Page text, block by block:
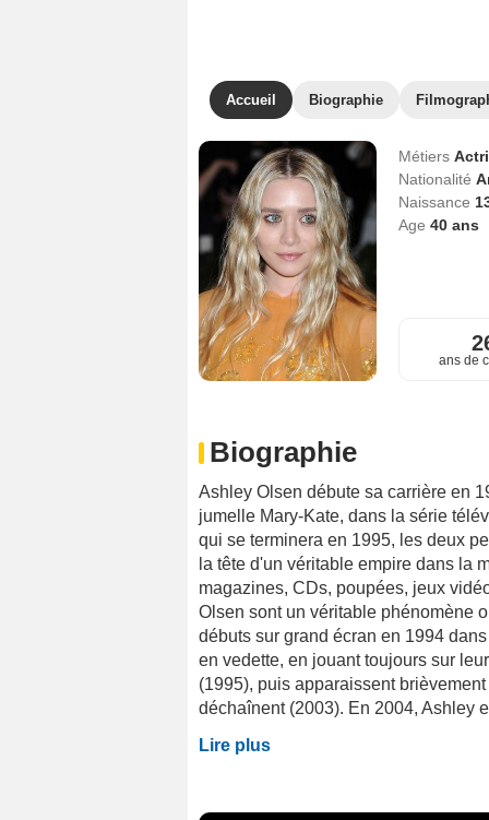
Accueil Biographie
Métiers
Nationalité
Naissance
Age 40ans
ans de
Biographie
Ashley Olsen débute sa carrière en
jumelle Mary-Kate, dans la série
qui se terminera en 1995, les deux
la tête d'un véritable empire dans la
magazines, CDs, poupées, jeux
Olsen sont un véritable phénomène
débuts sur grand écran en 1994
en vedette, en jouant toujours sur
(1995), puis apparaissent
déchaînent (2003). En 2004, Ashley
Lire plus